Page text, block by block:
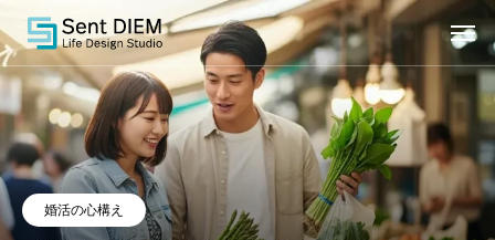
婚活の心構え